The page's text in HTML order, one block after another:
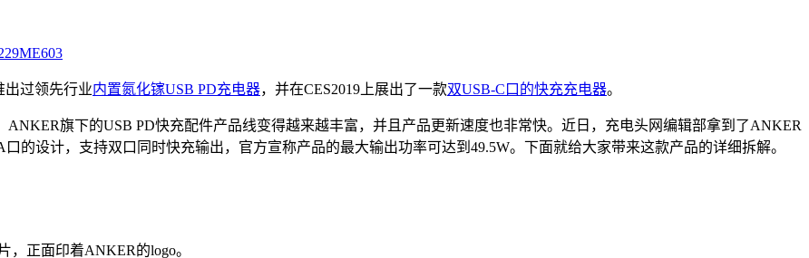
ME603
出过领先行业内置氮化镓USB PD充电器，并在CES2019上展出了一款双USB-C口的快充充电器。
旗下的USB PD快充配件产品线变得越来越丰富，并且产品更新速度也非常快。近日，充电头网编辑部拿到了ANKER
的设计，支持双口同时快充输出，官方宣称产品的最大输出功率可达到49.5W。下面就给大家带来这款产品的详细拆解。
正面印着ANKER的logo。